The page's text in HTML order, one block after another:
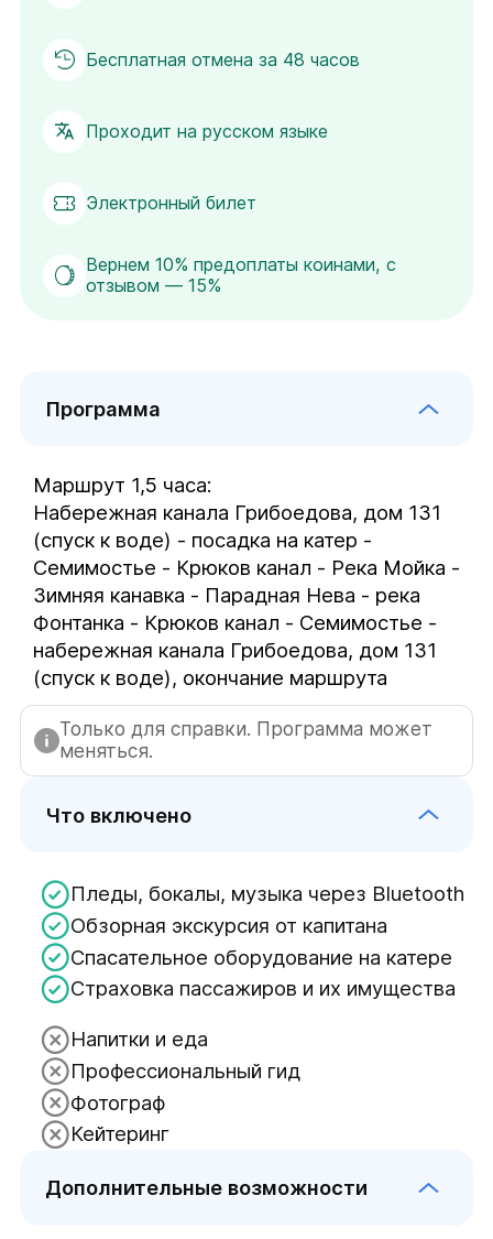
Бесплатная отмена за 48 часов
Проходит на русском языке
Электронный билет
Вернем 10% предоплаты коинами, с
отзывом — 15%
Программа
Маршрут 1,5 часа:
Набережная канала Грибоедова, дом 131
(спуск к воде) - посадка на катер -
Семимостье - Крюков канал - Река Мойка -
Зимняя канавка - Парадная Нева - река
Фонтанка - Крюков канал - Семимостье -
набережная канала Грибоедова, дом 131
(спуск к воде), окончание маршрута
Только для справки. Программа может
меняться.
Что включено
Пледы, бокалы, музыка через Bluetooth
Обзорная экскурсия от капитана
Спасательное оборудование на катере
Страховка пассажиров и их имущества
Напитки и еда
Профессиональный гид
Фотограф
Кейтеринг
Дополнительные возможности